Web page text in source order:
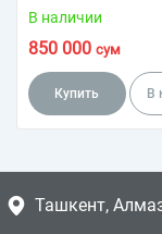
В наличии
850 000 сум
Купить В
Ташкент,